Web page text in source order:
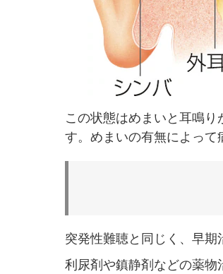
この状態はめまいと耳鳴
す。めまいの有無によって
突発性難聴と同じく、早期
利尿剤や鎮静剤などの薬